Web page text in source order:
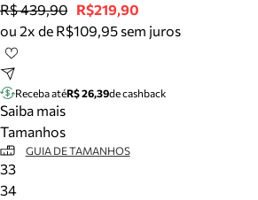
Tênis
Mule
Tire dúvidas sobre pedidos,
Meus pedidos
Acompanhe seus pedidos e
R$ 439,90 R$219,90
ou 2x de R$109,95 sem juros
Receba atéR$ 26,39de cashback
Saiba mais
Tamanhos
GUIA DE TAMANHOS
33
34